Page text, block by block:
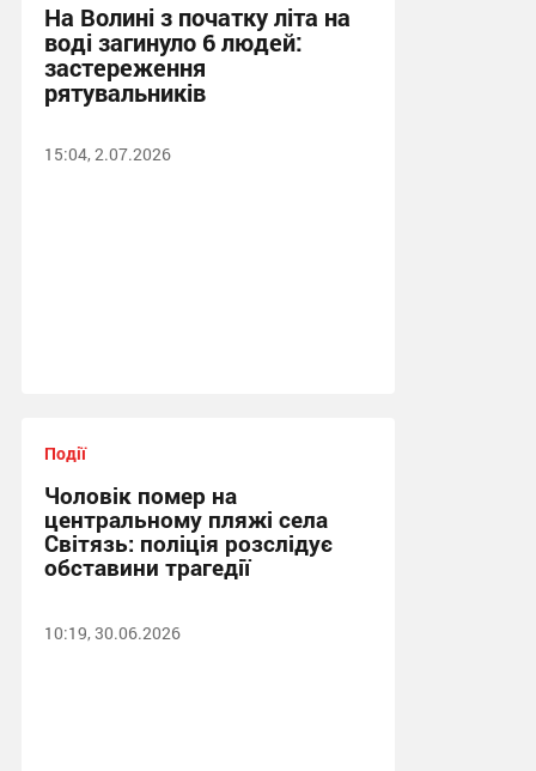
На Волині з початку літа на
воді загинуло 6 людей:
застереження
рятувальників
15:04, 2.07.2026
Події
Чоловік помер на
центральному пляжі села
Світязь: поліція розслідує
обставини трагедії
10:19, 30.06.2026